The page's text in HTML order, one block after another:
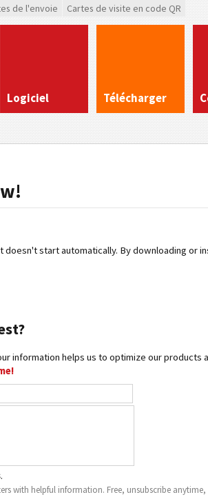
de l'envoie Cartes de visite en code QR
Logiciel Télécharger
doesn't start automatically. By downloading or
information helps us to optimize our products
.
with helpful information. Free, unsubscribe